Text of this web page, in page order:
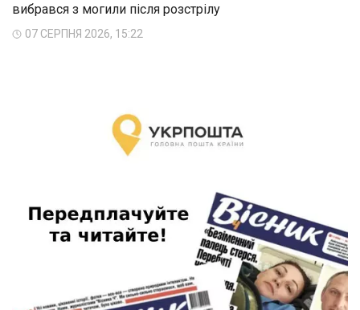
вибрався з могили після розстрілу
07 СЕРПНЯ 2026, 15:22